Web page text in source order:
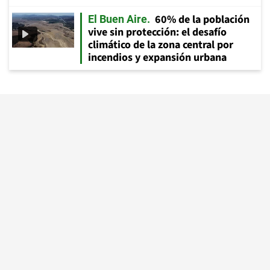
El Buen Aire
60% de la población
vive sin protección: el desafío
climático de la zona central por
incendios y expansión urbana